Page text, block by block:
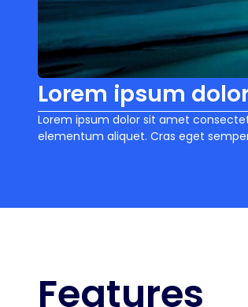
Lorem ipsum
Lorem ipsum dolor sit amet
elementum aliquet. Cras eget
Features